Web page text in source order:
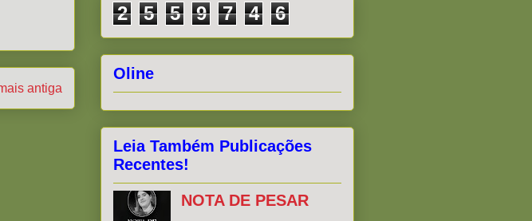
antiga
2 5 5 9 7 4 6
Oline
Leia Também Publicações
Recentes!
NOTA DE PESAR